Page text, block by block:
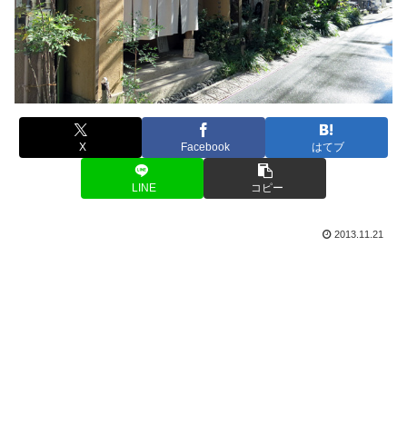
X Facebook はてブ
LINE コピー
2013.11.21